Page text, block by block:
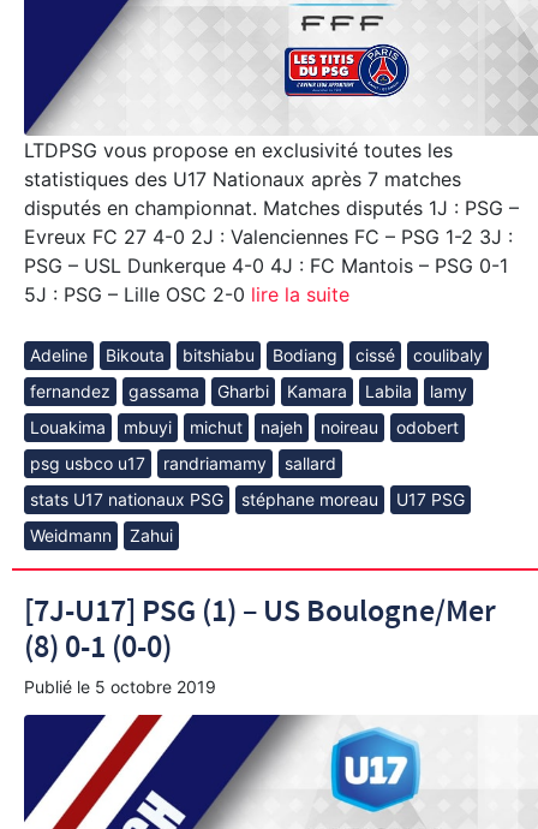
LTDPSG vous propose en exclusivité toutes les
statistiques des U17 Nationaux après 7 matches
disputés en championnat. Matches disputés 1J : PSG –
Evreux FC 27 4-0 2J : Valenciennes FC – PSG 1-2 3J :
PSG – USL Dunkerque 4-0 4J : FC Mantois – PSG 0-1
5J : PSG – Lille OSC 2-0 lire la suite
Adeline Bikouta bitshiabu Bodiang cissé
coulibaly
fernandez
gassama Gharbi Kamara Labila
lamy
Louakima
mbuyi michut najeh noireau
odobert
psg usbco u17
randriamamy
sallard
stats U17 nationaux PSG
stéphane moreau
U17 PSG
Weidmann
Zahui
[7J-U17] PSG (1) – US Boulogne/Mer
(8) 0-1 (0-0)
Publié le 5 octobre 2019